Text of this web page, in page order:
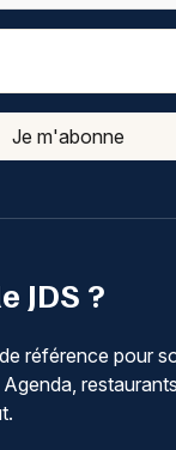
JDS ?
référence pour
Je m'abonne